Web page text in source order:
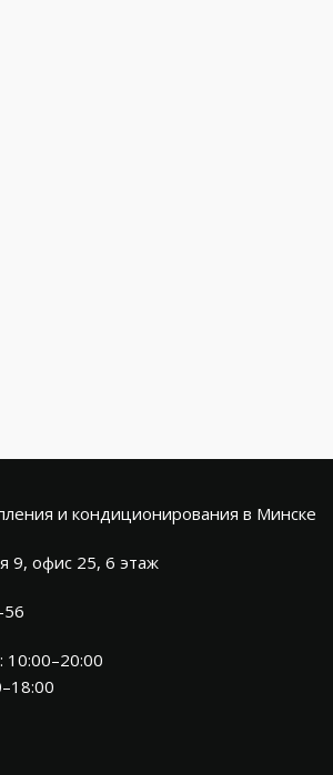
и кондиционирования в Минске
9, офис 25, 6 этаж